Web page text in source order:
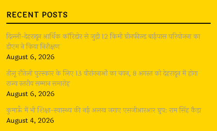
RECENT POSTS
दिल्ली-देहरादून आर्थिक कॉरिडोर से जुड़ी 12 किमी ग्रीनफील्ड बाईपास परियोजना का
डीएम ने किया निरीक्षण
August 6, 2026
तीलू रौतेली पुरस्कार के लिए 13 वीरांगनाओं का चयन, 8 अगस्त को देहरादून में होगा
राज्य स्तरीय सम्मान समारोह
August 6, 2026
कुमाऊँ में भी शिक्षा-स्वास्थ्य की नई अलख जगाए एसजीआरआर ग्रुप: राम सिंह कैड़ा
August 4, 2026